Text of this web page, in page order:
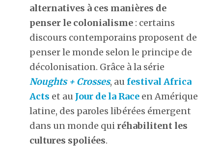
alternatives à ces manières de
penser le colonialisme : certains
discours contemporains proposent de
penser le monde selon le principe de
décolonisation. Grâce à la série
Noughts + Crosses, au festival Africa
Acts et au Jour de la Race en Amérique
latine, des paroles libérées émergent
dans un monde qui réhabilitent les
cultures spoliées.